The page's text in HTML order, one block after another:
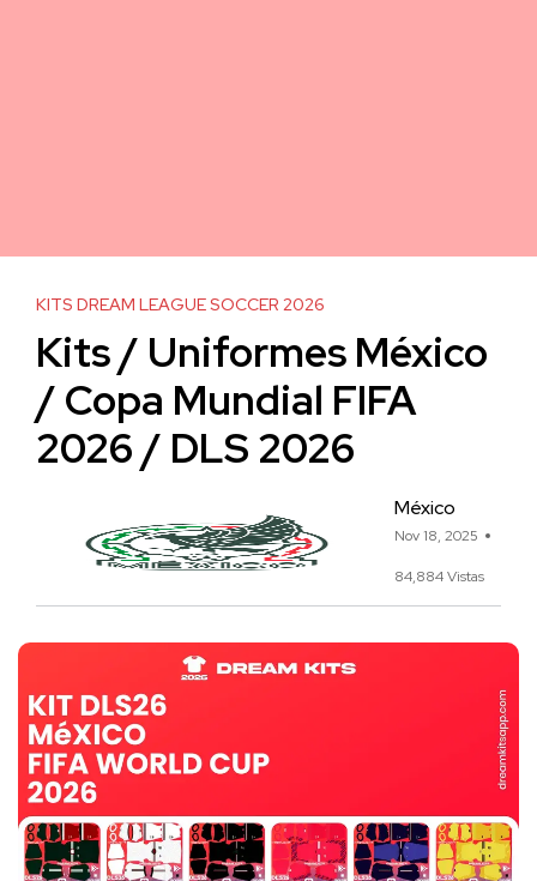
KITS DREAM LEAGUE SOCCER 2026
Kits / Uniformes México
/ Copa Mundial FIFA
2026 / DLS 2026
México
Nov 18, 2025
84,884 Vistas